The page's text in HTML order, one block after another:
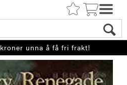
kroner unna å få fri frakt!